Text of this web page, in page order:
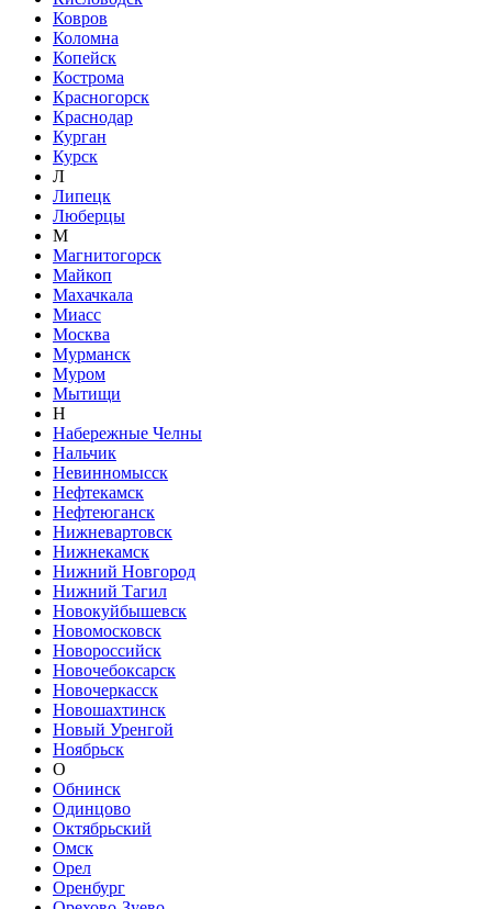
Ковров
Коломна
Копейск
Кострома
Красногорск
Краснодар
Курган
Курск
Л
Липецк
Люберцы
М
Магнитогорск
Майкоп
Махачкала
Миасс
Москва
Мурманск
Муром
Мытищи
Н
Набережные Челны
Нальчик
Невинномысск
Нефтекамск
Нефтеюганск
Нижневартовск
Нижнекамск
Нижний Новгород
Нижний Тагил
Новокуйбышевск
Новомосковск
Новороссийск
Новочебоксарск
Новочеркасск
Новошахтинск
Новый Уренгой
Ноябрьск
О
Обнинск
Одинцово
Октябрьский
Омск
Орел
Оренбург